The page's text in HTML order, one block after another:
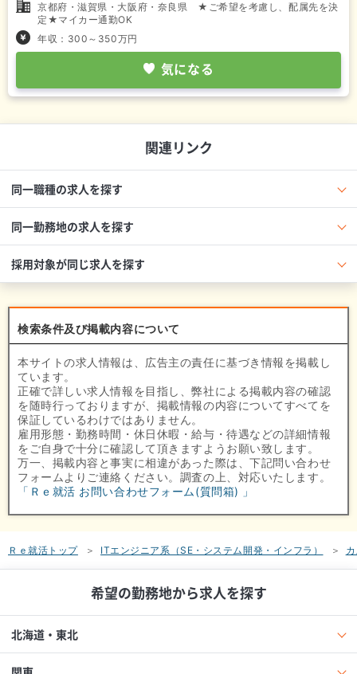
京都府・滋賀県・大阪府・奈良県 ★ご希望を考慮し、配属先を決
定★マイカー通勤OK
年収：300～350万円
気になる
関連リンク
同一職種の求人を探す
同一勤務地の求人を探す
採用対象が同じ求人を探す
検索条件及び掲載内容について
本サイトの求人情報は、広告主の責任に基づき情報を掲載し
ています。
正確で詳しい求人情報を目指し、弊社による掲載内容の確認
を随時行っておりますが、掲載情報の内容についてすべてを
保証しているわけではありません。
雇用形態・勤務時間・休日休暇・給与・待遇などの詳細情報
をご自身で十分に確認して頂きますようお願い致します。
万一、掲載内容と事実に相違があった際は、下記問い合わせ
フォームよりご連絡ください。調査の上、対応いたします。
「Ｒｅ就活 お問い合わせフォーム(質問箱) 」
Ｒｅ就活トップ ITエンジニア系（SE・システム開発・インフラ）
希望の勤務地から求人を探す
北海道・東北